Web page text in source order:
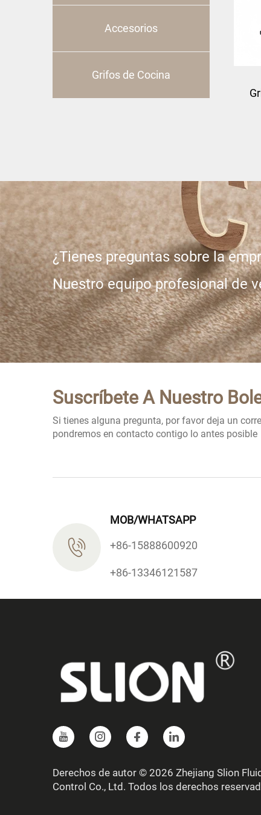
Accesorios
Grifos de Cocina
¿Tienes preguntas sobre la
Nuestro equipo profesional de
Suscríbete A Nuestro
Si tienes alguna pregunta, por favor deja un
pondremos en contacto contigo lo antes posible
MOB/WHATSAPP
+86-15888600920
+86-13346121587
Derechos de autor © 2026 Zhejiang Slion
Control Co., Ltd. Todos los derechos